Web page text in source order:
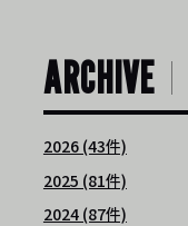
ARCHIVE
2026 (43件)
2025 (81件)
2024 (87件)